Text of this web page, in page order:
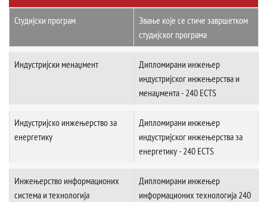
Студијски програм
Звање које се стиче завршетком
студијског програма
Индустријски менаџмент
Дипломирани инжењер
индустријског инжењерства и
менаџмента - 240 ECTS
Индустријско инжењерство за
енергетику
Дипломирани инжењер
индустријског инжењерства за
енергетику - 240 ECTS
Инжењерство информационих
система и технологија
Дипломирани инжењер
информационих технологија 240